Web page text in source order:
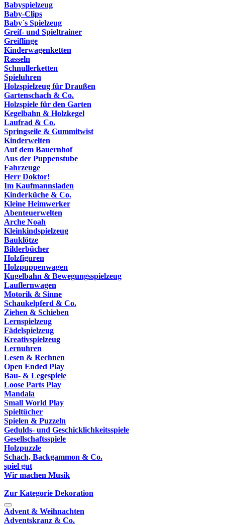
Babyspielzeug
Baby-Clips
Baby´s Spielzeug
Greif- und Spieltrainer
Greiflinge
Kinderwagenketten
Rasseln
Schnullerketten
Spieluhren
Holzspielzeug für Draußen
Gartenschach & Co.
Holzspiele für den Garten
Kegelbahn & Holzkegel
Laufrad & Co.
Springseile & Gummitwist
Kinderwelten
Auf dem Bauernhof
Aus der Puppenstube
Fahrzeuge
Herr Doktor!
Im Kaufmannsladen
Kinderküche & Co.
Kleine Heimwerker
Abenteuerwelten
Arche Noah
Kleinkindspielzeug
Bauklötze
Bilderbücher
Holzfiguren
Holzpuppenwagen
Kugelbahn & Bewegungsspielzeug
Lauflernwagen
Motorik & Sinne
Schaukelpferd & Co.
Ziehen & Schieben
Lernspielzeug
Fädelspielzeug
Kreativspielzeug
Lernuhren
Lesen & Rechnen
Open Ended Play
Bau- & Legespiele
Loose Parts Play
Mandala
Small World Play
Spieltücher
Spielen & Puzzeln
Gedulds- und Geschicklichkeitsspiele
Gesellschaftsspiele
Holzpuzzle
Schach, Backgammon & Co.
spiel gut
Wir machen Musik
Zur Kategorie Dekoration
Advent & Weihnachten
Adventskranz & Co.